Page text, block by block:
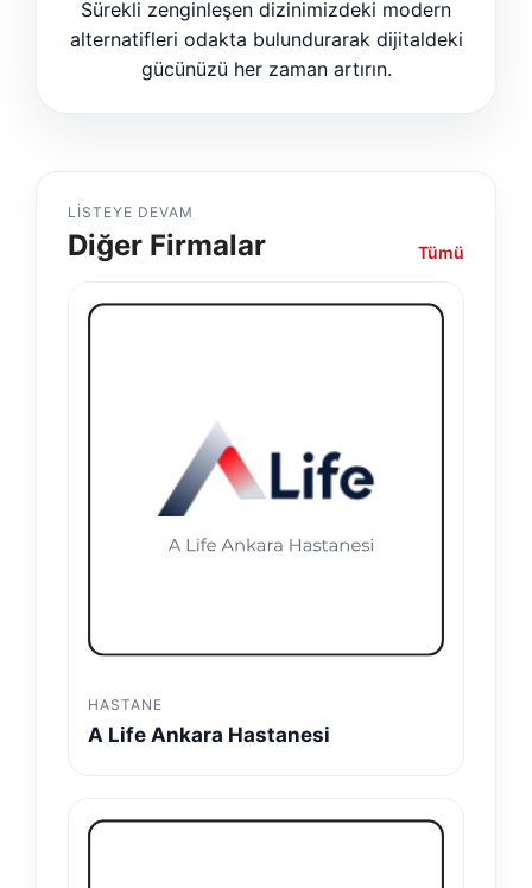
Sürekli zenginleşen dizinimizdeki modern
alternatifleri odakta bulundurarak dijitaldeki
gücünüzü her zaman artırın.
LISTEYE DEVAM
Diğer Firmalar Tümü
HASTANE
A Life Ankara Hastanesi